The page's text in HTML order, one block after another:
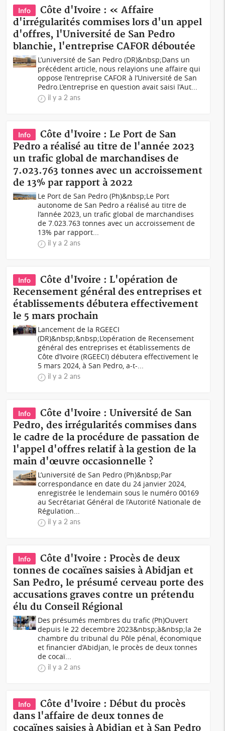
Info
Côte d'Ivoire : « Affaire
d'irrégularités commises lors d'un appel
d'offres, l'Université de San Pedro
blanchie, l'entreprise CAFOR déboutée
L’université de San Pedro (DR)&nbsp;Dans un
précédent article, nous relayions une affaire qui
oppose l’entreprise CAFOR à l’Université de San
Pedro.L’entreprise en question avait saisi l’Aut...
il y a 2 ans
Info
Côte d'Ivoire : Le Port de San
Pedro a réalisé au titre de l'année 2023
un trafic global de marchandises de
7.023.763 tonnes avec un accroissement
de 13% par rapport à 2022
Le Port de San Pedro (Ph)&nbsp;Le Port
autonome de San Pedro a réalisé au titre de
l’année 2023, un trafic global de marchandises
de 7.023.763 tonnes avec un accroissement de
13% par rapport...
il y a 2 ans
Info
Côte d'Ivoire : L'opération de
Recensement général des entreprises et
établissements débutera effectivement
le 5 mars prochain
Lancement de la RGEECI
(DR)&nbsp;&nbsp;L’opération de Recensement
général des entreprises et établissements de
Côte d’Ivoire (RGEECI) débutera effectivement le
5 mars 2024, à San Pedro, a-t-...
il y a 2 ans
Info
Côte d'Ivoire : Université de San
Pedro, des irrégularités commises dans
le cadre de la procédure de passation de
l'appel d'offres relatif à la gestion de la
main d'œuvre occasionnelle ?
L’université de San Pedro (Ph)&nbsp;Par
correspondance en date du 24 janvier 2024,
enregistrée le lendemain sous le numéro 00169
au Secrétariat Général de l’Autorité Nationale de
Régulation...
il y a 2 ans
Info
Côte d'Ivoire : Procès de deux
tonnes de cocaïnes saisies à Abidjan et
San Pedro, le présumé cerveau porte des
accusations graves contre un prétendu
élu du Conseil Régional
Des présumés membres du trafic (Ph)Ouvert
depuis le 22 decembre 2023&nbsp;à&nbsp;la 2e
chambre du tribunal du Pôle pénal, économique
et financier d’Abidjan, le procès de deux tonnes
de cocaï...
il y a 2 ans
Info
Côte d'Ivoire : Début du procès
dans l'affaire de deux tonnes de
cocaïnes saisies à Abidjan et à San Pedro